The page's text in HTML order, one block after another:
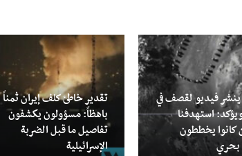
تقدير خاطئ كلف إيران ثمناً
باهظاً: مسؤولون يكشفون
تفاصيل ما قبل الضربة
الإسرائيلية
فيديو لقصف في
استهدفنا
كانوا يخططون
بحري